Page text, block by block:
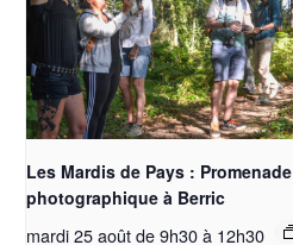
Les Mardis de Pays : Promenade
photographique à Berric
mardi 25 août de 9h30à 12h30